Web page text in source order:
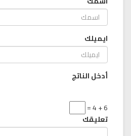
ايميلك
أدخل الناتج
6 + 4 =
تعليقك